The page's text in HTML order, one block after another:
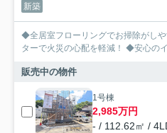
新築
◆全居室フローリングでお掃除がし
ターで火災の心配を軽減！ ◆安心の
販売中の物件
1号棟
2,985万円
- / 112.62㎡ /